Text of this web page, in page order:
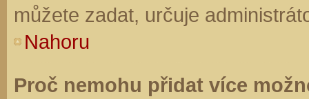
můžete zadat, určuje
Nahoru
Proč nemohu přidat více